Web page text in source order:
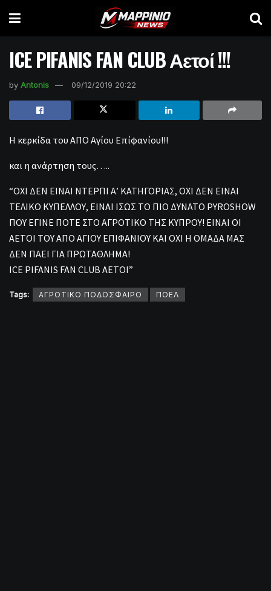
ICE PIFANIS FAN CLUB Αετοί !!!
by Antonis 09/12/2019 20:22
Η κερκίδα του ΑΠΟ Αγίου Επίφανίου!!!
και η ανάρτηση τους…..
“ΟΧΙ ΔΕΝ ΕΙΝΑΙ ΝΤΕΡΠΙ Α’ ΚΑΤΗΓΟΡΙΑΣ, ΟΧΙ ΔΕΝ ΕΙΝΑΙ
ΤΕΛΙΚΟ ΚΥΠΕΛΛΟΥ, ΕΙΝΑΙ ΙΣΩΣ ΤΟ ΠΙΟ ΔΥΝΑΤΟ PYROSHOW
ΠΟΥ ΕΓΙΝΕ ΠΟΤΕ ΣΤΟ ΑΓΡΟΤΙΚΟ ΤΗΣ ΚΥΠΡΟΥ! ΕΙΝΑΙ ΟΙ
ΑΕΤΟΙ ΤΟΥ ΑΠΟ ΑΓΙΟΥ ΕΠΙΦΑΝΙΟΥ ΚΑΙ ΟΧΙ Η ΟΜΑΔΑ ΜΑΣ
ΔΕΝ ΠΑΕΙ ΓΙΑ ΠΡΩΤΑΘΛΗΜΑ!
ICE PIFANIS FAN CLUB AETOI”
Tags: ΑΓΡΟΤΙΚΟ ΠΟΔΟΣΦΑΙΡΟ ΠΟΕΛ